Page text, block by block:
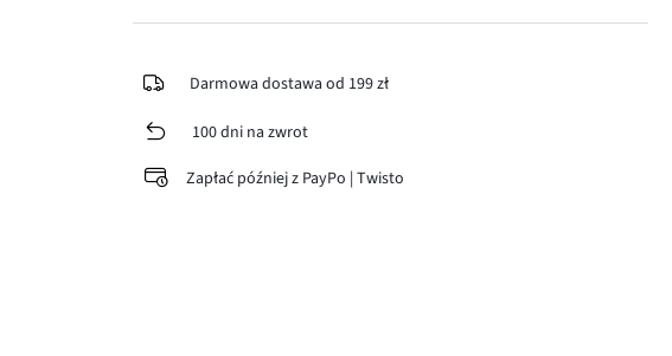
Darmowa dostawa od 199 zł
100 dni na zwrot
Zapłać później z PayPo | Twisto